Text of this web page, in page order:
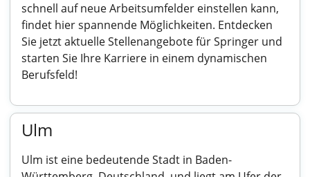
schnell auf neue Arbeitsumfelder einstellen kann,
findet hier spannende Möglichkeiten. Entdecken
Sie jetzt aktuelle Stellenangebote für Springer und
starten Sie Ihre Karriere in einem dynamischen
Berufsfeld!
Ulm
Ulm ist eine bedeutende Stadt in Baden-